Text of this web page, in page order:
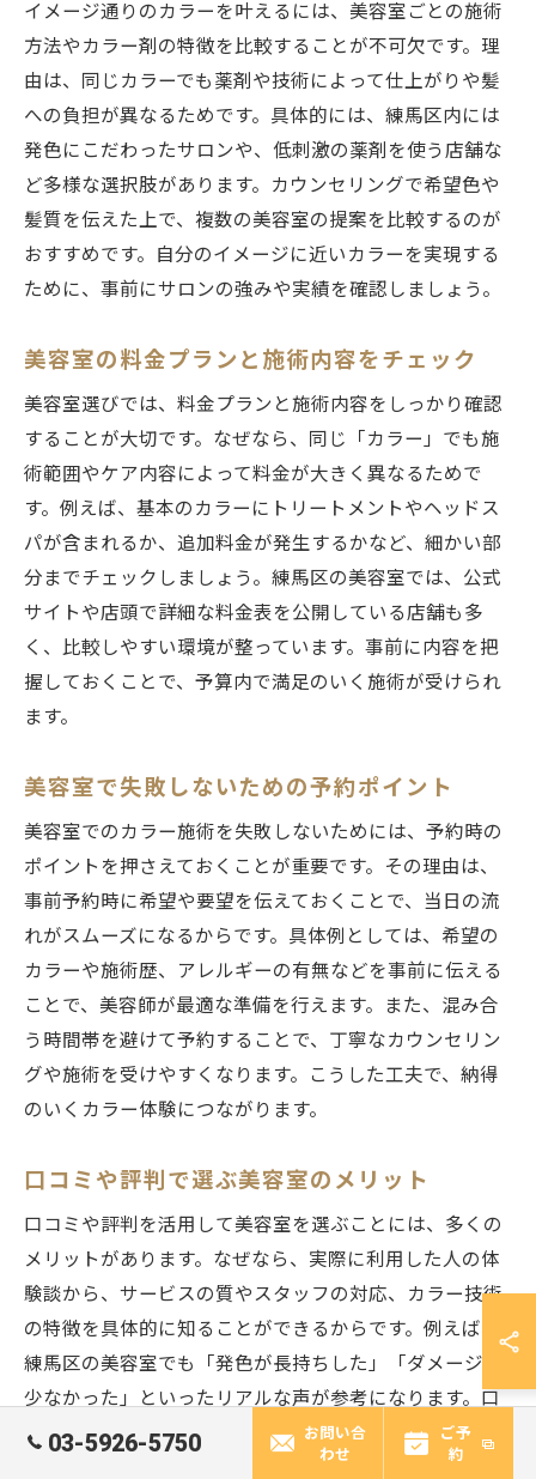
イメージ通りのカラーを叶えるには、美容室ごとの施術
方法やカラー剤の特徴を比較することが不可欠です。理
由は、同じカラーでも薬剤や技術によって仕上がりや髪
への負担が異なるためです。具体的には、練馬区内には
発色にこだわったサロンや、低刺激の薬剤を使う店舗な
ど多様な選択肢があります。カウンセリングで希望色や
髪質を伝えた上で、複数の美容室の提案を比較するのが
おすすめです。自分のイメージに近いカラーを実現する
ために、事前にサロンの強みや実績を確認しましょう。
美容室の料金プランと施術内容をチェック
美容室選びでは、料金プランと施術内容をしっかり確認
することが大切です。なぜなら、同じ「カラー」でも施
術範囲やケア内容によって料金が大きく異なるためで
す。例えば、基本のカラーにトリートメントやヘッドス
パが含まれるか、追加料金が発生するかなど、細かい部
分までチェックしましょう。練馬区の美容室では、公式
サイトや店頭で詳細な料金表を公開している店舗も多
く、比較しやすい環境が整っています。事前に内容を把
握しておくことで、予算内で満足のいく施術が受けられ
ます。
美容室で失敗しないための予約ポイント
美容室でのカラー施術を失敗しないためには、予約時の
ポイントを押さえておくことが重要です。その理由は、
事前予約時に希望や要望を伝えておくことで、当日の流
れがスムーズになるからです。具体例としては、希望の
カラーや施術歴、アレルギーの有無などを事前に伝える
ことで、美容師が最適な準備を行えます。また、混み合
う時間帯を避けて予約することで、丁寧なカウンセリン
グや施術を受けやすくなります。こうした工夫で、納得
のいくカラー体験につながります。
口コミや評判で選ぶ美容室のメリット
口コミや評判を活用して美容室を選ぶことには、多くの
メリットがあります。なぜなら、実際に利用した人の体
験談から、サービスの質やスタッフの対応、カラー技術
の特徴を具体的に知ることができるからです。例えば、
練馬区の美容室でも「発色が長持ちした」「ダメージが
少なかった」といったリアルな声が参考になります。口
コミを比較することで、自分に合った美容室を効率的に
見つけることができ、満足度の高いカラー施術を受けら
03-5926-5750
お問い合
わせ
ご予
約